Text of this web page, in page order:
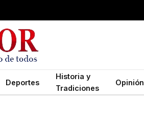
Deportes
Historia y
Tradiciones
Opinión